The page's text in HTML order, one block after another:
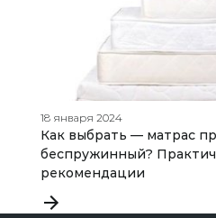
18 января 2024
Как выбрать — матрас
беспружинный?
рекомендации